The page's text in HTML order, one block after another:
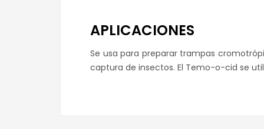
APLICACIONES
Se usa para preparar trampas
captura de insectos. El Temo-o-cid se